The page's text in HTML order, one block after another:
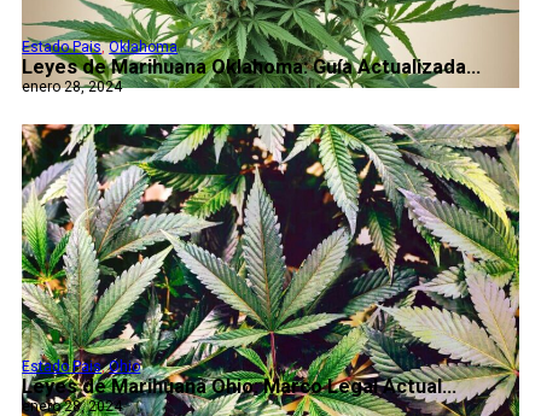
Leyes de Marihuana Oklahoma: Guía Actualizada...
Estado Pais,Oklahoma
enero 28, 2024
Leyes de Marihuana Ohio: Marco Legal Actual...
Estado Pais,Ohio
enero 28, 2024